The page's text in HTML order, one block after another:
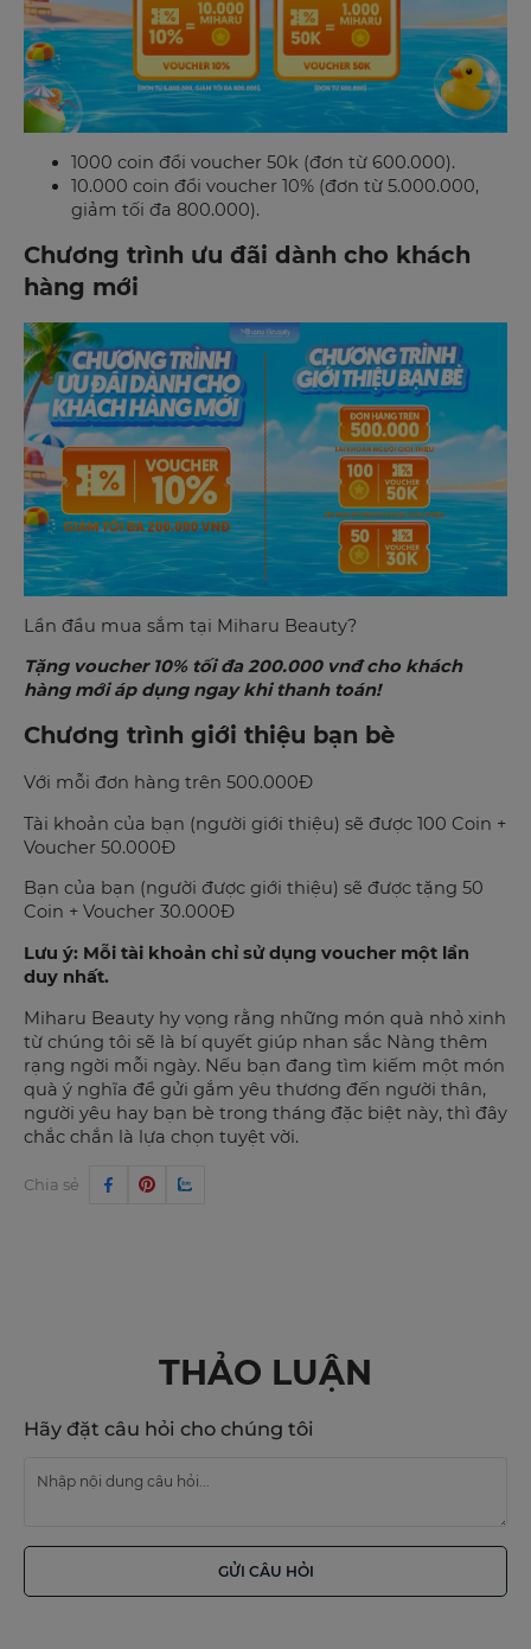
1000 coin đổi voucher 50k (đơn từ 600.000).
10.000 coin đổi voucher 10% (đơn từ 5.000.000,
giảm tối đa 800.000).
Chương trình ưu đãi dành cho khách
hàng mới
Lần đầu mua sắm tại Miharu Beauty?
Tặng voucher 10% tối đa 200.000 vnđ cho khách
hàng mới áp dụng ngay khi thanh toán!
Chương trình giới thiệu bạn bè
Với mỗi đơn hàng trên 500.000Đ
Tài khoản của bạn (người giới thiệu) sẽ được 100 Coin +
Voucher 50.000Đ
Bạn của bạn (người được giới thiệu) sẽ được tặng 50
Coin + Voucher 30.000Đ
Lưu ý: Mỗi tài khoản chỉ sử dụng voucher một lần
duy nhất.
Miharu Beauty hy vọng rằng những món quà nhỏ xinh
từ chúng tôi sẽ là bí quyết giúp nhan sắc Nàng thêm
rạng ngời mỗi ngày. Nếu bạn đang tìm kiếm một món
quà ý nghĩa để gửi gắm yêu thương đến người thân,
người yêu hay bạn bè trong tháng đặc biệt này, thì đây
chắc chắn là lựa chọn tuyệt vời.
Chia sẻ
THẢO LUẬN
Hãy đặt câu hỏi cho chúng tôi
GỬI CÂU HỎI